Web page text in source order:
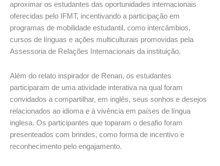
aproximar os estudantes das oportunidades internacionais
oferecidas pelo IFMT, incentivando a participação em
programas de mobilidade estudantil, como intercâmbios,
cursos de línguas e ações multiculturais promovidas pela
Assessoria de Relações Internacionais da instituição.
Além do relato inspirador de Renan, os estudantes
participaram de uma atividade interativa na qual foram
convidados a compartilhar, em inglês, seus sonhos e desejos
relacionados ao idioma e à vivência em países de língua
inglesa. Os participantes que toparam o desafio foram
presenteados com brindes, como forma de incentivo e
reconhecimento pelo engajamento.